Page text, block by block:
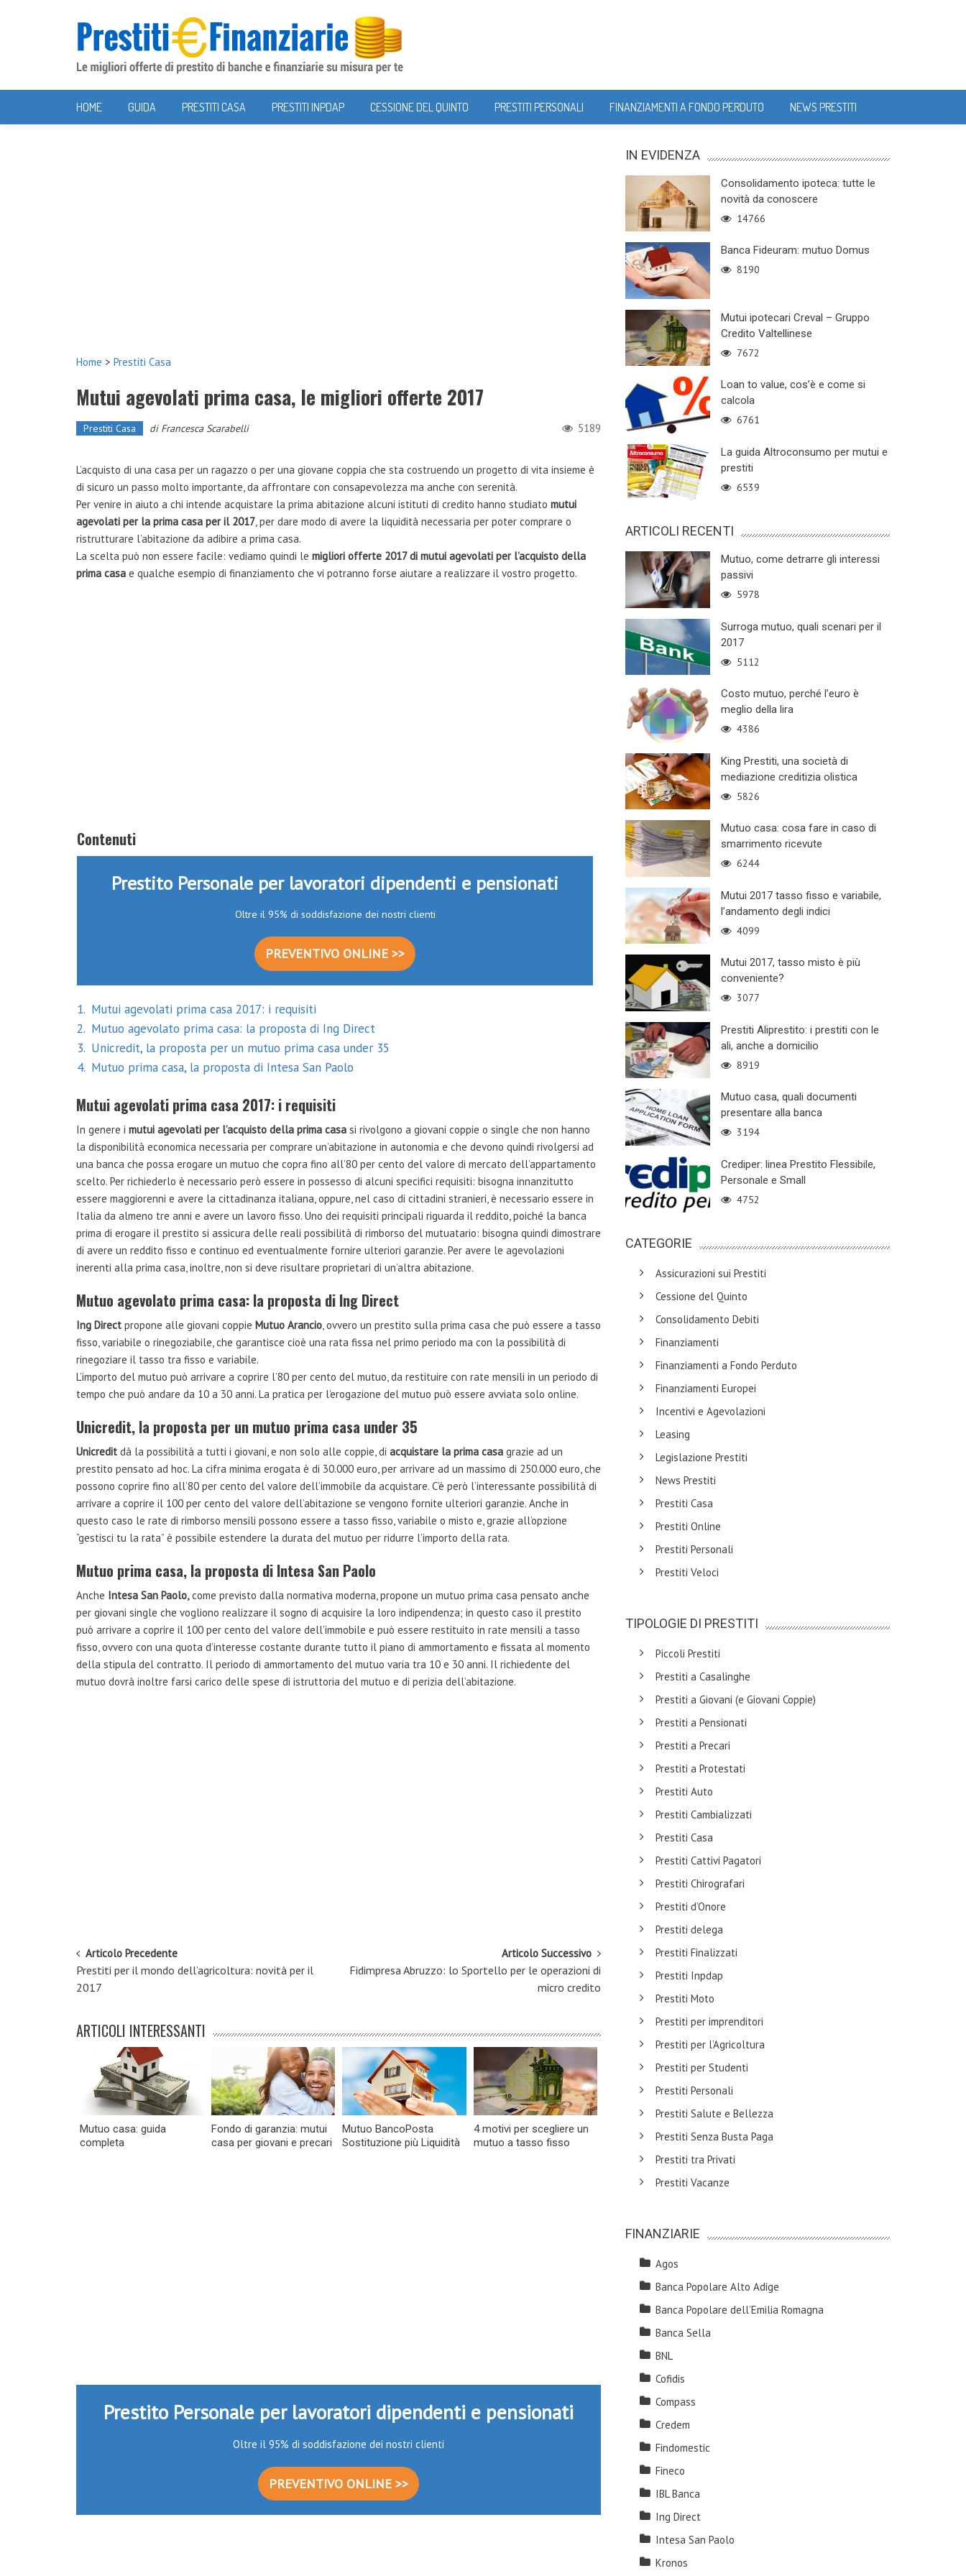
HOME GUIDA PRESTITI CASA PRESTITI INPDAP CESSIONE DEL QUINTO PRESTITI PERSONALI FINANZIAMENTI A FONDO PERDUTO NEWS PRESTITI
Home > Prestiti Casa
Mutui agevolati prima casa, le migliori offerte 2017
Prestiti Casa di Francesca Scarabelli 5189
L’acquisto di una casa per un ragazzo o per una giovane coppia che sta costruendo un progetto di vita insieme è
di sicuro un passo molto importante, da affrontare con consapevolezza ma anche con serenità.
Per venire in aiuto a chi intende acquistare la prima abitazione alcuni istituti di credito hanno studiato mutui
agevolati per la prima casa per il 2017, per dare modo di avere la liquidità necessaria per poter comprare o
ristrutturare l’abitazione da adibire a prima casa.
La scelta può non essere facile: vediamo quindi le migliori offerte 2017 di mutui agevolati per l’acquisto della
prima casa e qualche esempio di finanziamento che vi potranno forse aiutare a realizzare il vostro progetto.
Contenuti
Prestito Personale per lavoratori dipendenti e pensionati
Oltre il 95% di soddisfazione dei nostri clienti
PREVENTIVO ONLINE >>
1 Mutui agevolati prima casa 2017: i requisiti
2 Mutuo agevolato prima casa: la proposta di Ing Direct
3 Unicredit, la proposta per un mutuo prima casa under 35
4 Mutuo prima casa, la proposta di Intesa San Paolo
Mutui agevolati prima casa 2017: i requisiti
In genere i mutui agevolati per l’acquisto della prima casa si rivolgono a giovani coppie o single che non hanno
la disponibilità economica necessaria per comprare un’abitazione in autonomia e che devono quindi rivolgersi ad
una banca che possa erogare un mutuo che copra fino all’80 per cento del valore di mercato dell’appartamento
scelto. Per richiederlo è necessario però essere in possesso di alcuni specifici requisiti: bisogna innanzitutto
essere maggiorenni e avere la cittadinanza italiana, oppure, nel caso di cittadini stranieri, è necessario essere in
Italia da almeno tre anni e avere un lavoro fisso. Uno dei requisiti principali riguarda il reddito, poiché la banca
prima di erogare il prestito si assicura delle reali possibilità di rimborso del mutuatario: bisogna quindi dimostrare
di avere un reddito fisso e continuo ed eventualmente fornire ulteriori garanzie. Per avere le agevolazioni
inerenti alla prima casa, inoltre, non si deve risultare proprietari di un’altra abitazione.
Mutuo agevolato prima casa: la proposta di Ing Direct
Ing Direct propone alle giovani coppie Mutuo Arancio, ovvero un prestito sulla prima casa che può essere a tasso
fisso, variabile o rinegoziabile, che garantisce cioè una rata fissa nel primo periodo ma con la possibilità di
rinegoziare il tasso tra fisso e variabile.
L’importo del mutuo può arrivare a coprire l’80 per cento del mutuo, da restituire con rate mensili in un periodo di
tempo che può andare da 10 a 30 anni. La pratica per l’erogazione del mutuo può essere avviata solo online.
Unicredit, la proposta per un mutuo prima casa under 35
Unicredit dà la possibilità a tutti i giovani, e non solo alle coppie, di acquistare la prima casa grazie ad un
prestito pensato ad hoc. La cifra minima erogata è di 30.000 euro, per arrivare ad un massimo di 250.000 euro, che
possono coprire fino all’80 per cento del valore dell’immobile da acquistare. C’è però l’interessante possibilità di
arrivare a coprire il 100 per cento del valore dell’abitazione se vengono fornite ulteriori garanzie. Anche in
questo caso le rate di rimborso mensili possono essere a tasso fisso, variabile o misto e, grazie all’opzione
“gestisci tu la rata” è possibile estendere la durata del mutuo per ridurre l’importo della rata.
Mutuo prima casa, la proposta di Intesa San Paolo
Anche Intesa San Paolo,come previsto dalla normativa moderna, propone un mutuo prima casa pensato anche
per giovani single che vogliono realizzare il sogno di acquisire la loro indipendenza; in questo caso il prestito
può arrivare a coprire il 100 per cento del valore dell’immobile e può essere restituito in rate mensili a tasso
fisso, ovvero con una quota d’interesse costante durante tutto il piano di ammortamento e fissata al momento
della stipula del contratto. Il periodo di ammortamento del mutuo varia tra 10 e 30 anni. Il richiedente del
mutuo dovrà inoltre farsi carico delle spese di istruttoria del mutuo e di perizia dell’abitazione.
Post navigation
Articolo Precedente
Prestiti per il mondo dell’agricoltura: novità per il
2017
Articolo Successivo
Fidimpresa Abruzzo: lo Sportello per le operazioni di
micro credito
ARTICOLI INTERESSANTI
Mutuo casa: guida
completa
Fondo di garanzia: mutui
casa per giovani e precari
Mutuo BancoPosta
Sostituzione più Liquidità
4 motivi per scegliere un
mutuo a tasso fisso
Prestito Personale per lavoratori dipendenti e pensionati
Oltre il 95% di soddisfazione dei nostri clienti
PREVENTIVO ONLINE >>
IN EVIDENZA
Consolidamento ipoteca: tutte le
novità da conoscere
14766
Banca Fideuram: mutuo Domus
8190
Mutui ipotecari Creval – Gruppo
Credito Valtellinese
7672
Loan to value, cos’è e come si
calcola
6761
La guida Altroconsumo per mutui e
prestiti
6539
ARTICOLI RECENTI
Mutuo, come detrarre gli interessi
passivi
5978
Surroga mutuo, quali scenari per il
2017
5112
Costo mutuo, perché l’euro è
meglio della lira
4386
King Prestiti, una società di
mediazione creditizia olistica
5826
Mutuo casa: cosa fare in caso di
smarrimento ricevute
6244
Mutui 2017 tasso fisso e variabile,
l’andamento degli indici
4099
Mutui 2017, tasso misto è più
conveniente?
3077
Prestiti Aliprestito: i prestiti con le
ali, anche a domicilio
8919
Mutuo casa, quali documenti
presentare alla banca
3194
Crediper: linea Prestito Flessibile,
Personale e Small
4752
CATEGORIE
Assicurazioni sui Prestiti
Cessione del Quinto
Consolidamento Debiti
Finanziamenti
Finanziamenti a Fondo Perduto
Finanziamenti Europei
Incentivi e Agevolazioni
Leasing
Legislazione Prestiti
News Prestiti
Prestiti Casa
Prestiti Online
Prestiti Personali
Prestiti Veloci
TIPOLOGIE DI PRESTITI
Piccoli Prestiti
Prestiti a Casalinghe
Prestiti a Giovani (e Giovani Coppie)
Prestiti a Pensionati
Prestiti a Precari
Prestiti a Protestati
Prestiti Auto
Prestiti Cambializzati
Prestiti Casa
Prestiti Cattivi Pagatori
Prestiti Chirografari
Prestiti d’Onore
Prestiti delega
Prestiti Finalizzati
Prestiti Inpdap
Prestiti Moto
Prestiti per imprenditori
Prestiti per l’Agricoltura
Prestiti per Studenti
Prestiti Personali
Prestiti Salute e Bellezza
Prestiti Senza Busta Paga
Prestiti tra Privati
Prestiti Vacanze
FINANZIARIE
Agos
Banca Popolare Alto Adige
Banca Popolare dell’Emilia Romagna
Banca Sella
BNL
Cofidis
Compass
Credem
Findomestic
Fineco
IBL Banca
Ing Direct
Intesa San Paolo
Kronos